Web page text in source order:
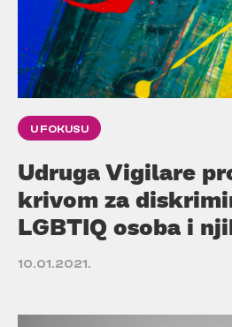
U FOKUSU
Udruga Vigilare
krivom za
LGBTIQ osoba i
10.01.2021.